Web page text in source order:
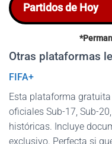
Partidos de Hoy
Otras plataformas
FIFA+
Esta plataforma
oficiales Sub-17, Sub-
históricas. Incluye
exclusivo. Perfecta si